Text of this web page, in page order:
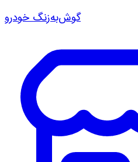
گوش‌به‌زنگ خودرو